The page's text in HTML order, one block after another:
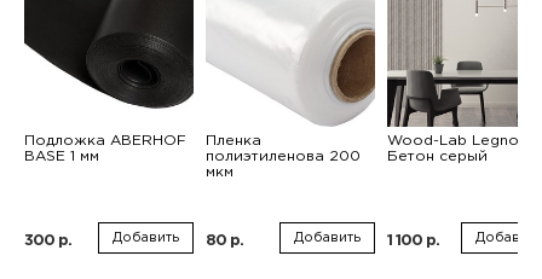
Подложка ABERHOF
BASE 1 мм
300 р. Добавить
Пленка
полиэтиленова 200
мкм
80 р. Добавить
Wood-Lab Legno
Бетон серый
1 100 р. Добавить